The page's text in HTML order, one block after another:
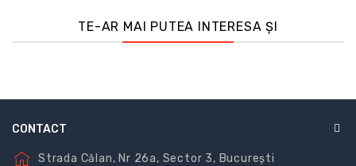
TE-AR MAI PUTEA INTERESA ȘI
CONTACT
Strada Călan, Nr 26a, Sector 3, București